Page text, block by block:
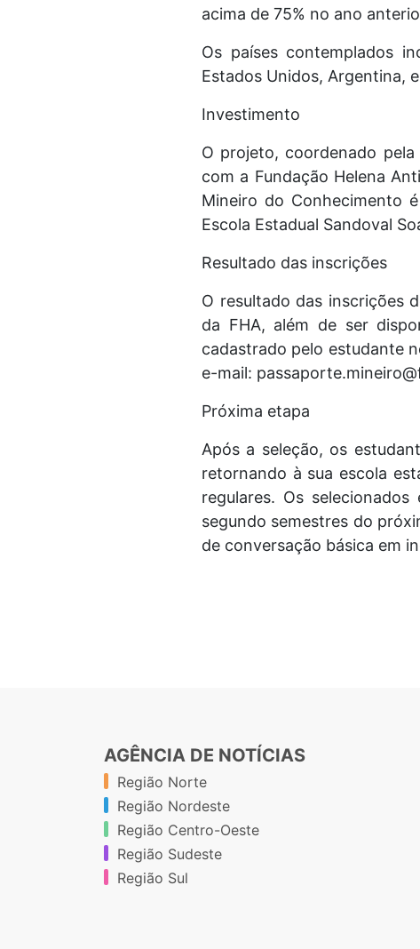
acima de 75% no ano
Os países contemplados
Estados Unidos, Argentina,
Investimento
O projeto, coordenado pela
com a Fundação Helena
Mineiro do Conhecimento
Escola Estadual Sandoval
Resultado das inscrições
O resultado das inscrições
da FHA, além de ser
cadastrado pelo estudante
e-mail:
Próxima etapa
Após a seleção, os
retornando à sua escola
regulares. Os
segundo semestres do
de conversação básica em
AGÊNCIA DE NOTÍCIAS
Região Norte
Região Nordeste
Região Centro-Oeste
Região Sudeste
Região Sul